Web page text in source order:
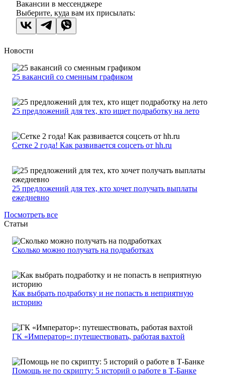
Вакансии в мессенджере
Выберите, куда вам их присылать:
Новости
25 вакансий со сменным графиком
25 предложений для тех, кто ищет подработку на лето
Сетке 2 года! Как развивается соцсеть от hh.ru
25 предложений для тех, кто хочет получать выплаты
ежедневно
Посмотреть все
Статьи
Сколько можно получать на подработках
Как выбрать подработку и не попасть в неприятную
историю
ГК «Император»: путешествовать, работая вахтой
Помощь не по скрипту: 5 историй о работе в Т-Банке